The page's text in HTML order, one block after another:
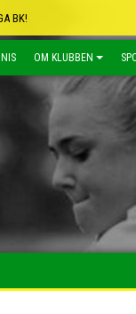
BK!
OM KLUBBEN